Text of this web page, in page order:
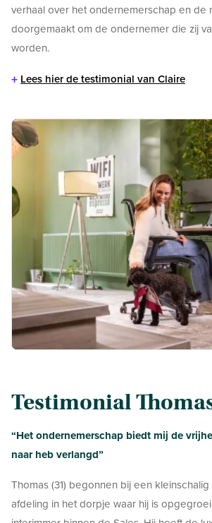
verhaal over het ondernemerschap en de
doorgemaakt om de ondernemer die zij
worden.
+ Lees hier de testimonial van Claire
Testimonial
“Het ondernemerschap biedt mij de
naar heb verlangd”
Thomas (31) begonnen bij een
afdeling in het dorpje waar hij is